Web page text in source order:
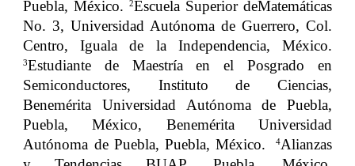
Puebla, México.
2Escuela Superior deMatemáticas
No. 3, Universidad Autónoma de Guerrero, Col.
Centro, Iguala de la Independencia, México.
3Estudiante de Maestría en el Posgrado en
Semiconductores, Instituto de Ciencias,
Benemérita Universidad Autónoma de Puebla,
Puebla, México, Benemérita Universidad
Autónoma de Puebla, Puebla, México.
4Alianzas